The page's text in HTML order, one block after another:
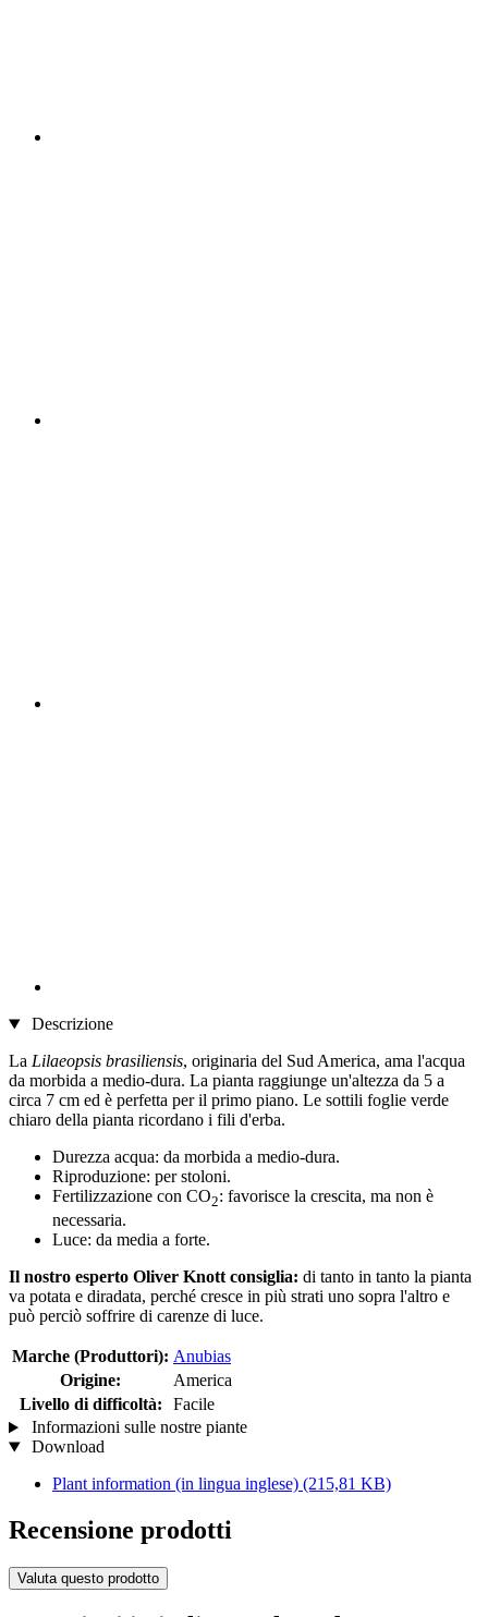
Descrizione
La Lilaeopsis brasiliensis, originaria del Sud America, ama l'acqua
da morbida a medio-dura. La pianta raggiunge un'altezza da 5 a
circa 7 cm ed è perfetta per il primo piano. Le sottili foglie verde
chiaro della pianta ricordano i fili d'erba.
Durezza acqua: da morbida a medio-dura.
Riproduzione: per stoloni.
Fertilizzazione con CO2: favorisce la crescita, ma non è
necessaria.
Luce: da media a forte.
Il nostro esperto Oliver Knott consiglia: di tanto in tanto la pianta
va potata e diradata, perché cresce in più strati uno sopra l'altro e
può perciò soffrire di carenze di luce.
Marche (Produttori): Anubias
Origine:
America
Livello di difficoltà:
Facile
Informazioni sulle nostre piante
Download
Plant information (in lingua inglese) (215,81 KB)
Recensione prodotti
Valuta questo prodotto